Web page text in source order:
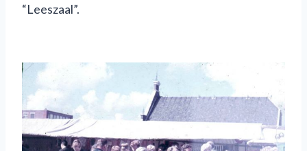
“Leeszaal”.